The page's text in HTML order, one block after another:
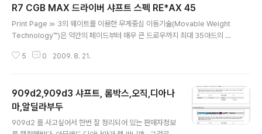
R7 CGB MAX 드라이버 샤프트 스펙 RE*AX 45
Print Page ≫ 3의 웨이트를 이용한 무게중심 이동기술(Movable Weight
Technology™)은 약간의 페이드부터 매우 큰 드로우까지 최대 35야드의 구
≫ 삼각형 형상의 클럽헤드는 매우 깊고 낮은 무게중심 설계로 인하여 볼을 쉽
줍니다. ≫ 테일러메이드의 역원추형 기술(Inverted Cone Technology)를
접목한 460cc의 클럽헤드는 5800을 초과하는 최대의 효과적인 관성모멘트
를 실현하였습니다. (USGA conforming) ≫ 여성..
5 0 2009. 8. 21.
909d2,909d3 샤프트, 롬박스,오직,디아나
마,알딜라부두
909d2 를 사고싶어서 한번 잘 정리되어 있는 판매자정보